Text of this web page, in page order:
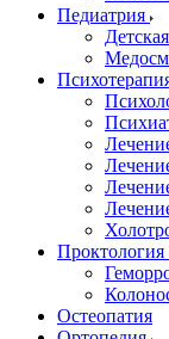
Педиатрия
Проктология
Остеопатия